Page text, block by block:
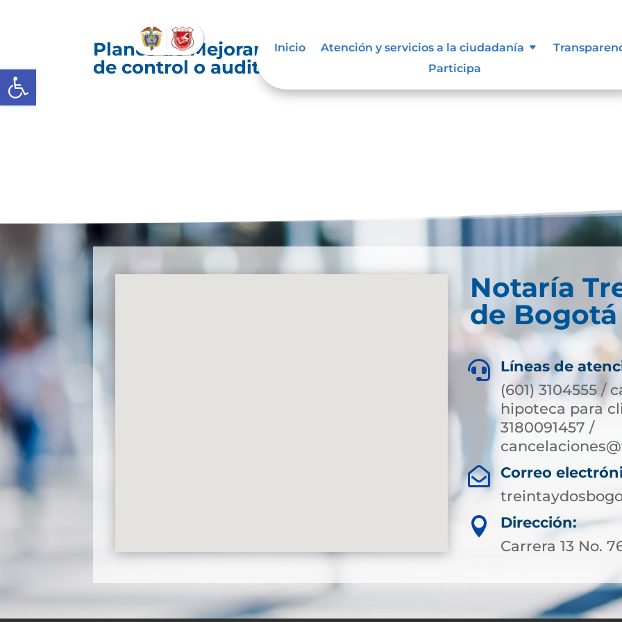
Abrir barra de herramientas
Inicio Atención y servicios a la ciudadanía
Participa
Planes de Mejoramiento vigentes exigidos por los entes
de control o auditoría externos o internos.
Notaría
de Bogotá

Líneas de
(601) 3104555 /
hipoteca para
3180091457 /

Correo

Dirección:
Carrera 13 No.